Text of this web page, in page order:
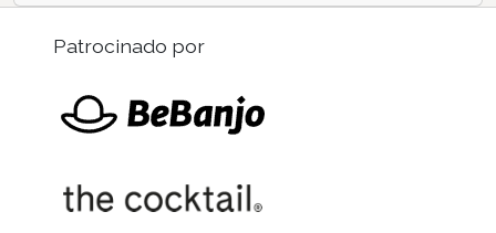
Patrocinado por